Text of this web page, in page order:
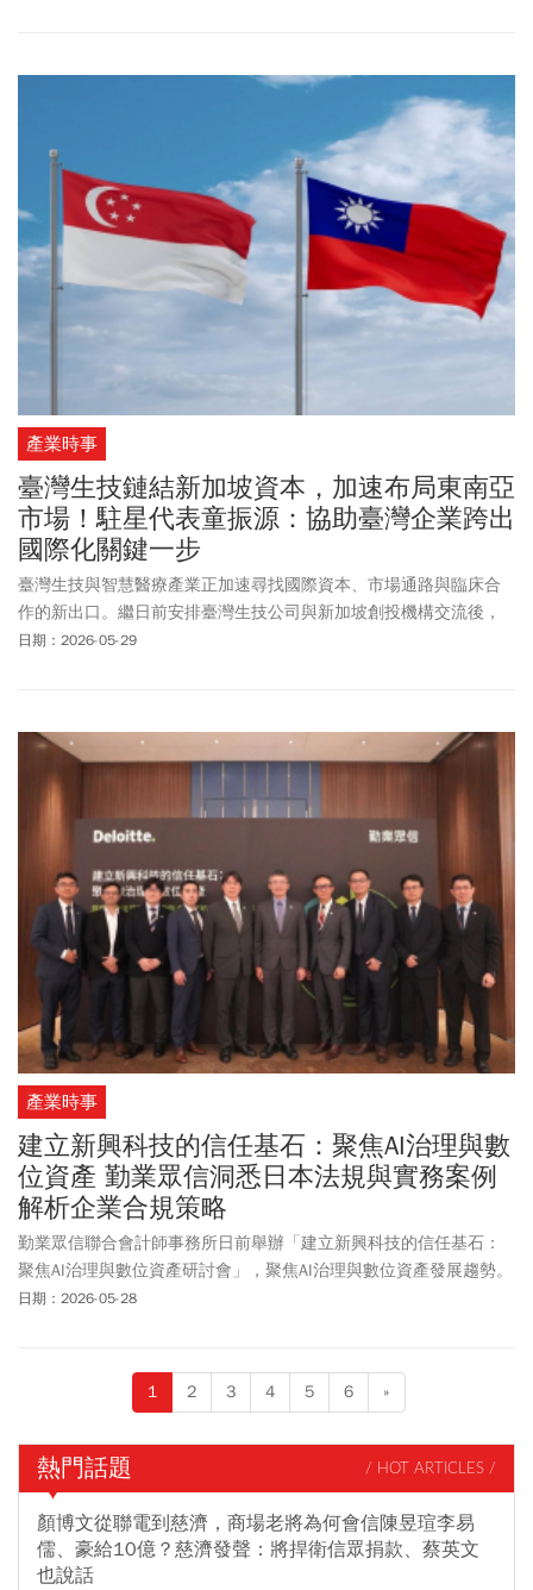
產業時事
臺灣生技鏈結新加坡資本，加速布局東南亞
市場！駐星代表童振源：協助臺灣企業跨出
國際化關鍵一步
臺灣生技與智慧醫療產業正加速尋找國際資本、市場通路與臨床合
作的新出口。繼日前安排臺灣生技公司與新加坡創投機構交流後，
駐新加坡代表童振源再次發起第二場視訊會議，邀集多家臺灣生
日期：2026-05-29
產業時事
建立新興科技的信任基石：聚焦AI治理與數
位資產 勤業眾信洞悉日本法規與實務案例
解析企業合規策略
勤業眾信聯合會計師事務所日前舉辦「建立新興科技的信任基石：
聚焦AI治理與數位資產研討會」，聚焦AI治理與數位資產發展趨勢。
本次研討會邀請Deloitte日本（Deloitte Japan）專家分享AI治理與數
眾信期望協助企業強化治理能力，打造具透明性與可靠性的科技應
用，將「信任」轉化為競爭優勢。
日期：2026-05-28
1 2 3 4 5 6 »
熱門話題 / HOT ARTICLES /
顏博文從聯電到慈濟，商場老將為何會信陳昱瑄李易
儒、豪給10億？慈濟發聲：將捍衛信眾捐款、蔡英文
也說話